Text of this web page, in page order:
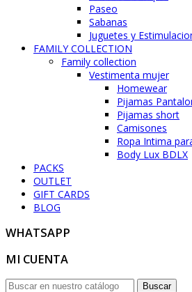
Paseo
Sabanas
Juguetes y
FAMILY COLLECTION
Family collection
Vestimenta mujer
Homewear
Pijamas
Pijamas short
Camisones
Ropa Intima
Body Lux BDLX
PACKS
OUTLET
GIFT CARDS
BLOG
WHATSAPP
MI CUENTA
Buscar